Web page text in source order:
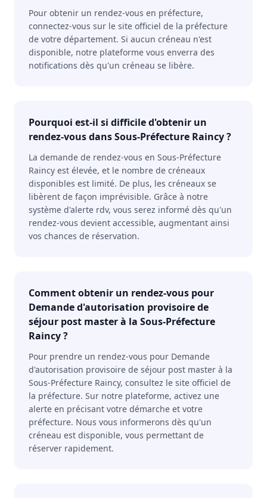
Pour obtenir un rendez-vous en préfecture,
connectez-vous sur le site officiel de la préfecture
de votre département. Si aucun créneau n'est
disponible, notre plateforme vous enverra des
notifications dès qu'un créneau se libère.
Pourquoi est-il si difficile d'obtenir un
rendez-vous dans Sous-Préfecture Raincy ?
La demande de rendez-vous en Sous-Préfecture
Raincy est élevée, et le nombre de créneaux
disponibles est limité. De plus, les créneaux se
libèrent de façon imprévisible. Grâce à notre
système d'alerte rdv, vous serez informé dès qu'un
rendez-vous devient accessible, augmentant ainsi
vos chances de réservation.
Comment obtenir un rendez-vous pour
Demande d'autorisation provisoire de
séjour post master à la Sous-Préfecture
Raincy ?
Pour prendre un rendez-vous pour Demande
d'autorisation provisoire de séjour post master à la
Sous-Préfecture Raincy, consultez le site officiel de
la préfecture. Sur notre plateforme, activez une
alerte en précisant votre démarche et votre
préfecture. Nous vous informerons dès qu'un
créneau est disponible, vous permettant de
réserver rapidement.